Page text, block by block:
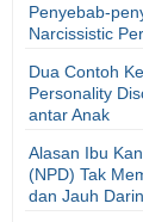
Penyebab-
Narcissistic
Dua Contoh
Personality
antar Anak
Alasan Ibu
(NPD) Tak
dan Jauh